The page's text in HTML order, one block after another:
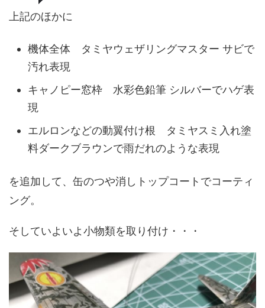
上記のほかに
機体全体 タミヤウェザリングマスター サビで
汚れ表現
キャノピー窓枠 水彩色鉛筆 シルバーでハゲ表
現
エルロンなどの動翼付け根 タミヤスミ入れ塗
料ダークブラウンで雨だれのような表現
を追加して、缶のつや消しトップコートでコーティ
ング。
そしていよいよ小物類を取り付け・・・